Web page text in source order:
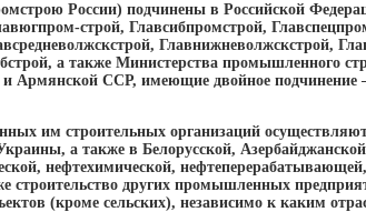
России) подчинены в Российской
строй, Главсибпромстрой,
Главнижневолжскстрой,
а также Министерства промышленного
и Армянской ССР, имеющие двойное
им строительных организаций
а также в Белорусской,
нефтехимической,
других промышленных
(кроме сельских), независимо к каким